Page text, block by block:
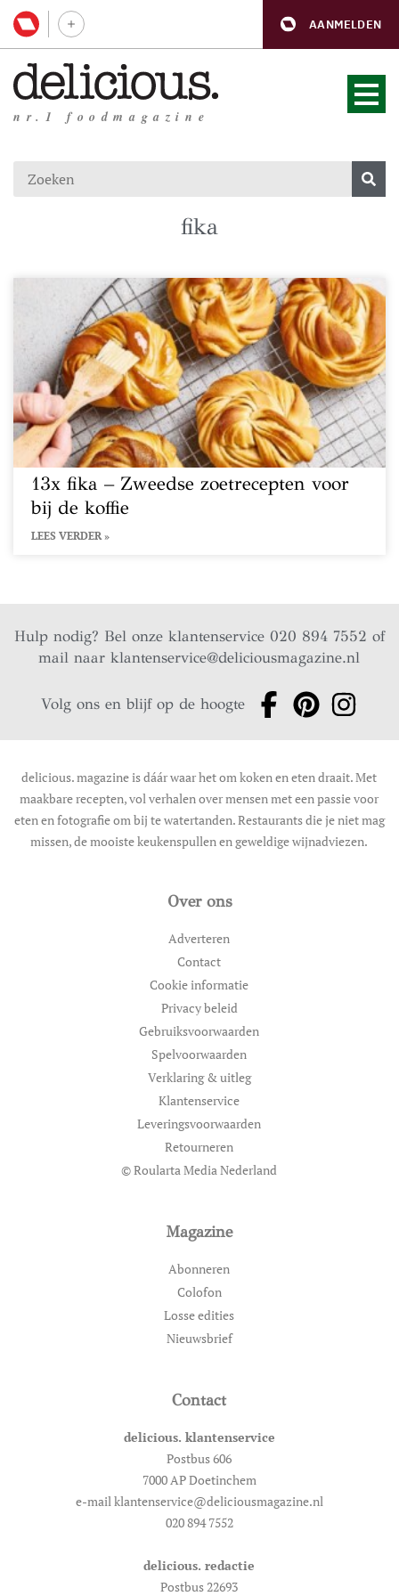
AANMELDEN
nr.1 foodmagazine
fika
13x fika – Zweedse zoetrecepten voor
bij de koffie
LEES VERDER »
Hulp nodig? Bel onze klantenservice 020 894 7552 of
mail naarklantenservice@deliciousmagazine.nl
Volg ons en blijf op de hoogte
delicious. magazine is dáár waar het om koken en eten draait. Met
maakbare recepten, vol verhalen over mensen met een passie voor
eten en fotografie om bij te watertanden. Restaurants die je niet mag
missen, de mooiste keukenspullen en geweldige wijnadviezen.
Over ons
Adverteren
Contact
Cookie informatie
Privacy beleid
Gebruiksvoorwaarden
Spelvoorwaarden
Verklaring & uitleg
Klantenservice
Leveringsvoorwaarden
Retourneren
© Roularta Media Nederland
Magazine
Abonneren
Colofon
Losse edities
Nieuwsbrief
Contact
delicious. klantenservice
Postbus 606
7000 AP Doetinchem
e-mail klantenservice@deliciousmagazine.nl
020 894 7552
delicious. redactie
Postbus 22693